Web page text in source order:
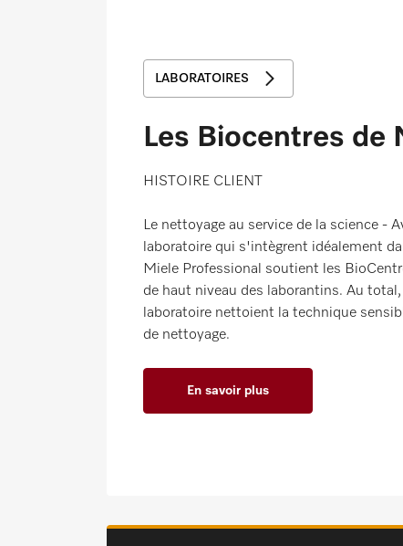
LABORATOIRES
Les Biocentres de
HISTOIRE CLIENT
Le nettoyage au service de la science -
laboratoire qui s'intègrent idéalement
Miele Professional soutient les
de haut niveau des laborantins. Au
laboratoire nettoient la technique
de nettoyage.
En savoir plus